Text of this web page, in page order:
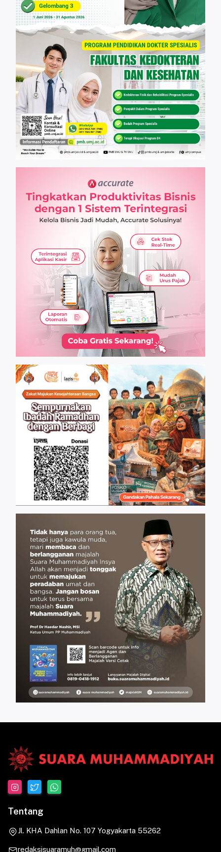
Tentang
Jl. KHA Dahlan No. 107 Yogyakarta 55262
redaksisuaramuh@gmail.com